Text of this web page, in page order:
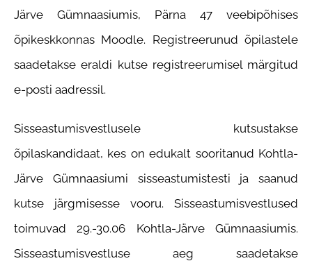
Järve Gümnaasiumis, Pärna 47 veebipõhises
õpikeskkonnas Moodle. Registreerunud õpilastele
saadetakse eraldi kutse registreerumisel märgitud
e-posti aadressil.
Sisseastumisvestlusele kutsustakse
õpilaskandidaat, kes on edukalt sooritanud Kohtla-
Järve Gümnaasiumi sisseastumistesti ja saanud
kutse järgmisesse vooru. Sisseastumisvestlused
toimuvad 29.-30.06 Kohtla-Järve Gümnaasiumis.
Sisseastumisvestluse aeg saadetakse